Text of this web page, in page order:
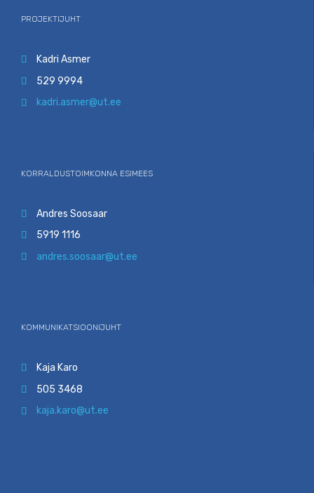
PROJEKTIJUHT
 Kadri Asmer
 529 9994
 kadri.asmer@ut.ee
KORRALDUSTOIMKONNA ESIMEES
 Andres Soosaar
 5919 1116
 andres.soosaar@ut.ee
KOMMUNIKATSIOONIJUHT
 Kaja Karo
 505 3468
 kaja.karo@ut.ee